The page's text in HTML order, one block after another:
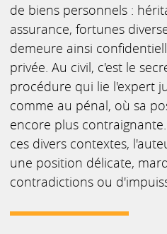
de biens personnels :
assurance, fortunes
demeure ainsi
privée. Au civil, c'est le
procédure qui lie l'expert
comme au pénal, où sa
encore plus
ces divers contextes,
une position délicate,
contradictions ou